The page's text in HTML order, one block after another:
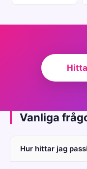
Vanliga
Hur hittar jag